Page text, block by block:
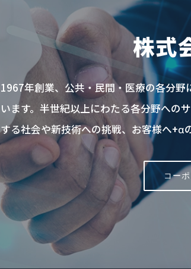
株式
1967年創業、公共・民間・医療の各分
います。半世紀以上にわたる各分野への
する社会や新技術への挑戦、お客様へ+α
コー